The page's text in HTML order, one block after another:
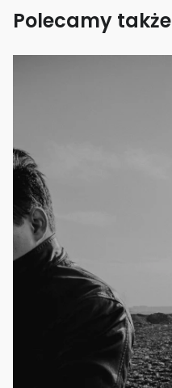
Polecamy także